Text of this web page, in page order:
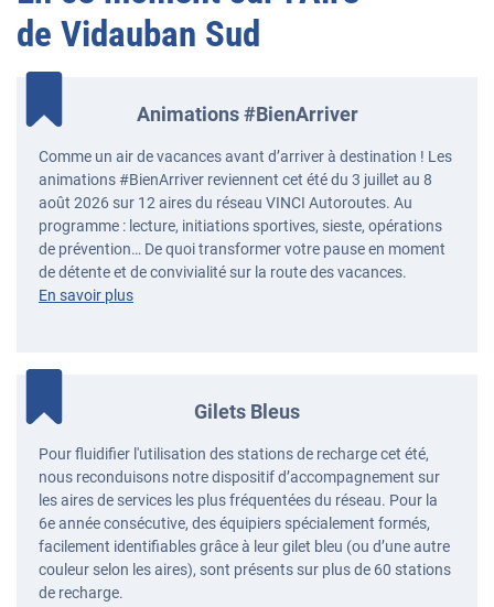
de Vidauban Sud
Animations #BienArriver
Comme un air de vacances avant d’arriver à destination ! Les
animations #BienArriver reviennent cet été du 3 juillet au 8
août 2026 sur 12 aires du réseau VINCI Autoroutes. Au
programme : lecture, initiations sportives, sieste, opérations
de prévention… De quoi transformer votre pause en moment
de détente et de convivialité sur la route des vacances.
En savoir plus
Gilets Bleus
Pour fluidifier l'utilisation des stations de recharge cet été,
nous reconduisons notre dispositif d’accompagnement sur
les aires de services les plus fréquentées du réseau. Pour la
6e année consécutive, des équipiers spécialement formés,
facilement identifiables grâce à leur gilet bleu (ou d’une autre
couleur selon les aires), sont présents sur plus de 60 stations
de recharge.